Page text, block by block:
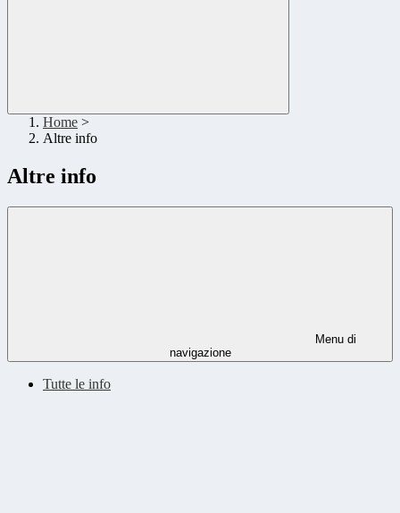
Home >
Altre info
Altre info
Menu di
navigazione
Tutte le info